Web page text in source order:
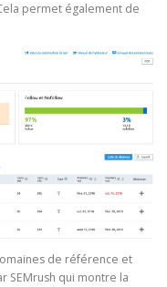
permet également de
de référence et
SEMrush qui montre la